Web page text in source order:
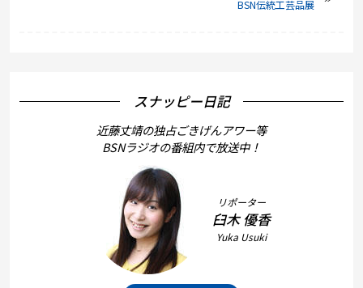
BSN伝統工芸品展
スナッピー日記
近藤丈靖の独占ごきげんアワー等
BSNラジオの番組内で放送中！
リポーター
臼木 優香
Yuka Usuki